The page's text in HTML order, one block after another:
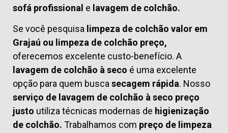
sofá profissional e lavagem de colchão.
Se você pesquisa limpeza de colchão valor em
Grajaú ou limpeza de colchão preço,
oferecemos excelente custo-benefício. A
lavagem de colchão à seco é uma excelente
opção para quem busca secagem rápida. Nosso
serviço de lavagem de colchão à seco preço
justo utiliza técnicas modernas de higienização
de colchão. Trabalhamos com preço de limpeza